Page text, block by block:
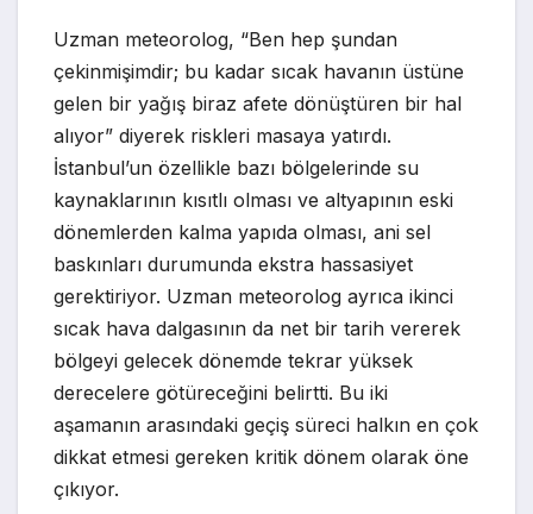
Uzman meteorolog, “Ben hep şundan
çekinmişimdir; bu kadar sıcak havanın üstüne
gelen bir yağış biraz afete dönüştüren bir hal
alıyor” diyerek riskleri masaya yatırdı.
İstanbul’un özellikle bazı bölgelerinde su
kaynaklarının kısıtlı olması ve altyapının eski
dönemlerden kalma yapıda olması, ani sel
baskınları durumunda ekstra hassasiyet
gerektiriyor. Uzman meteorolog ayrıca ikinci
sıcak hava dalgasının da net bir tarih vererek
bölgeyi gelecek dönemde tekrar yüksek
derecelere götüreceğini belirtti. Bu iki
aşamanın arasındaki geçiş süreci halkın en çok
dikkat etmesi gereken kritik dönem olarak öne
çıkıyor.